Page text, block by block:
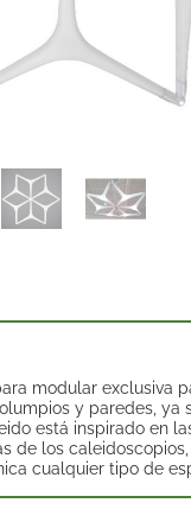
modular exclusiva
y paredes, ya
está inspirado en
de los
cualquier tipo de